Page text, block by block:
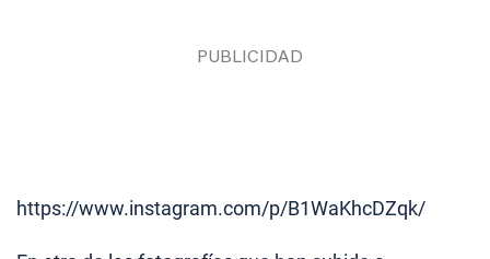
https://www.instagram.com/p/B1WaKhcDZqk/